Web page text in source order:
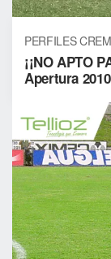
PERFILES
¡¡NO APTO
Apertura